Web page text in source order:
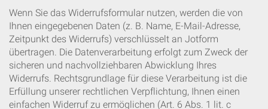
Wenn Sie das Widerrufsformular nutzen, werden die von
Ihnen eingegebenen Daten (z. B. Name, E-Mail-Adresse,
Zeitpunkt des Widerrufs) verschlüsselt an Jotform
übertragen. Die Datenverarbeitung erfolgt zum Zweck der
sicheren und nachvollziehbaren Abwicklung Ihres
Widerrufs. Rechtsgrundlage für diese Verarbeitung ist die
Erfüllung unserer rechtlichen Verpflichtung, Ihnen einen
einfachen Widerruf zu ermöglichen (Art. 6 Abs. 1 lit. c